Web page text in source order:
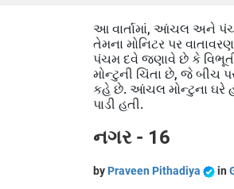
આ વાર્તામાં, આંચલ અને
તેમના મોનિટર પર
પંચમ દવે જણાવે છે કે
મોન્ટુની ચિંતા છે, જે બીચ
કહે છે. આંચલ મોન્ટુના ઘરે
પાડી હતી.
નગર - 16
by Praveen Pithadiya in